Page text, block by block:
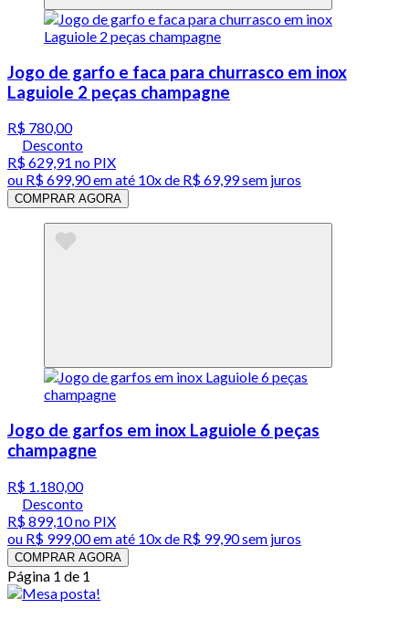
Jogo de garfo e faca para churrasco em inox
Laguiole 2 peças champagne
R$ 780,00
Desconto
R$ 629,91 no PIX
ou R$ 699,90em até 10x de R$ 69,99 sem juros
COMPRAR AGORA
Jogo de garfos em inox Laguiole 6 peças
champagne
R$ 1.180,00
Desconto
R$ 899,10no PIX
ou R$ 999,00em até 10x de R$ 99,90 sem juros
COMPRAR AGORA
Página 1 de 1